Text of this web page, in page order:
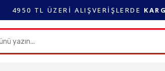
4950 TL ÜZERİ ALIŞVERİŞLERDE